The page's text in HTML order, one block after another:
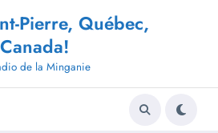
Pierre, Québec,
Canada!
de la Minganie